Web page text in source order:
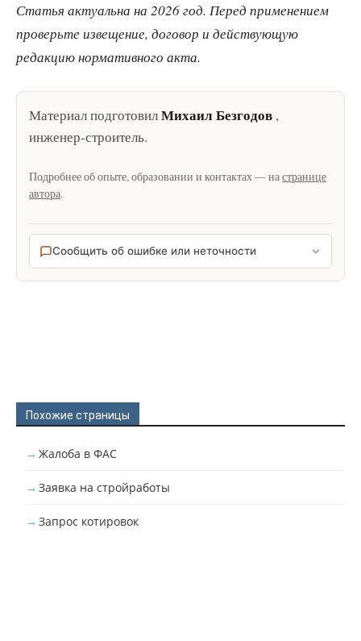
Статья актуальна на 2026 год. Перед применением
проверьте извещение, договор и действующую
редакцию нормативного акта.
Материал подготовилМихаил Безгодов ,
инженер-строитель.
Подробнее об опыте, образовании и контактах — настранице
автора.
Сообщить об ошибке или неточности
Похожие страницы
Жалоба в ФАС
Заявка на стройработы
Запрос котировок